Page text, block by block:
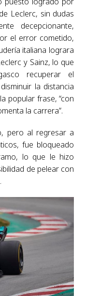
Leclerc, sin dudas
decepcionante,
el error cometido,
italiana lograra
y Sainz, lo que
recuperar el
la distancia
popular frase, “con
la carrera”.
pero al regresar a
fue bloqueado
lo que le hizo
de pelear con